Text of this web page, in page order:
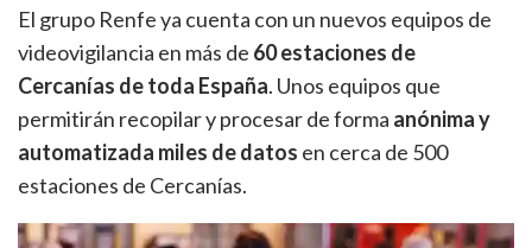
El grupo Renfe ya cuenta con un nuevos equipos de
videovigilancia en más de 60 estaciones de
Cercanías de toda España. Unos equipos que
permitirán recopilar y procesar de forma anónima y
automatizada miles de datos en cerca de 500
estaciones de Cercanías.